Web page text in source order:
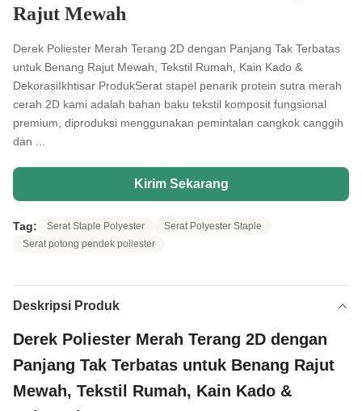
Rajut Mewah
Derek Poliester Merah Terang 2D dengan Panjang Tak Terbatas
untuk Benang Rajut Mewah, Tekstil Rumah, Kain Kado &
DekorasiIkhtisar ProdukSerat stapel penarik protein sutra merah
cerah 2D kami adalah bahan baku tekstil komposit fungsional
premium, diproduksi menggunakan pemintalan cangkok canggih
dan ...
Kirim Sekarang
Tag: Serat Staple Polyester
Serat Polyester Staple
Serat potong pendek poliester
Deskripsi Produk
Derek Poliester Merah Terang 2D dengan
Panjang Tak Terbatas untuk Benang Rajut
Mewah, Tekstil Rumah, Kain Kado &